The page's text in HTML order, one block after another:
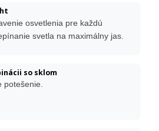
osvetlenia pre každú
svetla na maximálny jas.
so sklom
potešenie.